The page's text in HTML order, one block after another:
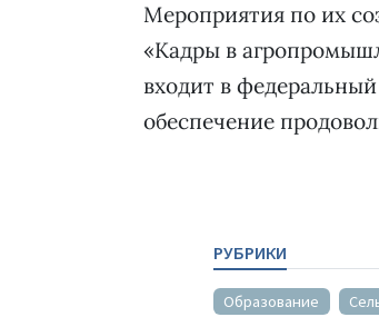
Мероприятия по их
«Кадры в
входит в
обеспечение
РУБРИКИ
Образование